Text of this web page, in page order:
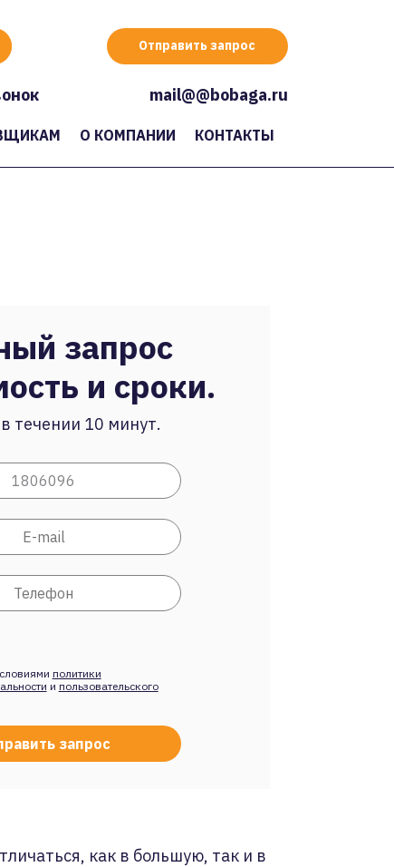
Отправить запрос
mail@@bobaga.ru
О КОМПАНИИ КОНТАКТЫ
запрос
и сроки.
течении 10 минут.
политики
и пользовательского
как в большую, так и в